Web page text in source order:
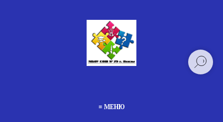
≡ МЕНЮ